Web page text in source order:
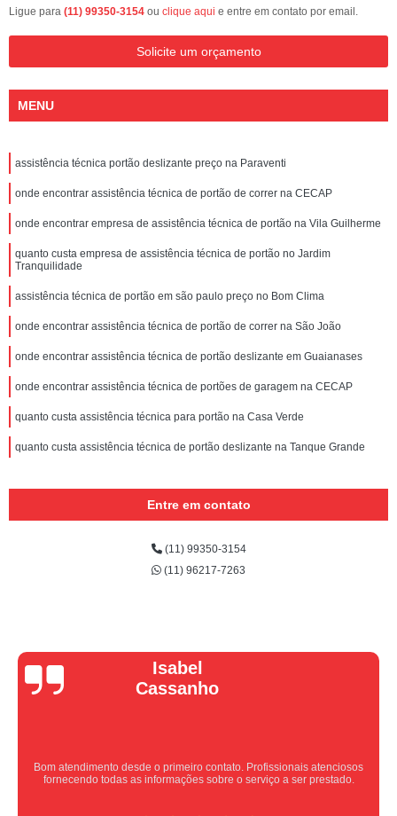
Ligue para (11) 99350-3154 ou clique aqui e entre em contato por email.
Solicite um orçamento
MENU
assistência técnica portão deslizante preço na Paraventi
onde encontrar assistência técnica de portão de correr na CECAP
onde encontrar empresa de assistência técnica de portão na Vila Guilherme
quanto custa empresa de assistência técnica de portão no Jardim
Tranquilidade
assistência técnica de portão em são paulo preço no Bom Clima
onde encontrar assistência técnica de portão de correr na São João
onde encontrar assistência técnica de portão deslizante em Guaianases
onde encontrar assistência técnica de portões de garagem na CECAP
quanto custa assistência técnica para portão na Casa Verde
quanto custa assistência técnica de portão deslizante na Tanque Grande
Entre em contato
(11) 99350-3154
(11) 96217-7263
Vera Maria
Equipe nota 10, trabalho rápido com excelência , super organizados.
Super indico.